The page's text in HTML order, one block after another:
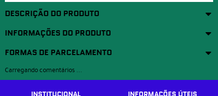
DESCRIÇÃO DO PRODUTO
INFORMAÇÕES DO PRODUTO
FORMAS DE PARCELAMENTO
Carregando comentários ...